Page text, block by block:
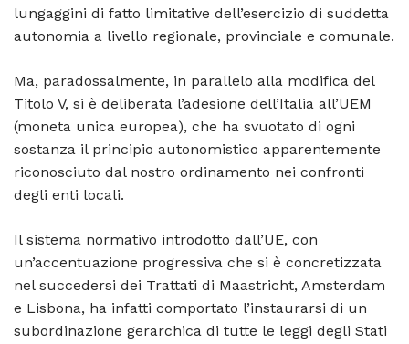
lungaggini di fatto limitative dell’esercizio di suddetta
autonomia a livello regionale, provinciale e comunale.
Ma, paradossalmente, in parallelo alla modifica del
Titolo V, si è deliberata l’adesione dell’Italia all’UEM
(moneta unica europea), che ha svuotato di ogni
sostanza il principio autonomistico apparentemente
riconosciuto dal nostro ordinamento nei confronti
degli enti locali.
Il sistema normativo introdotto dall’UE, con
un’accentuazione progressiva che si è concretizzata
nel succedersi dei Trattati di Maastricht, Amsterdam
e Lisbona, ha infatti comportato l’instaurarsi di un
subordinazione gerarchica di tutte le leggi degli Stati